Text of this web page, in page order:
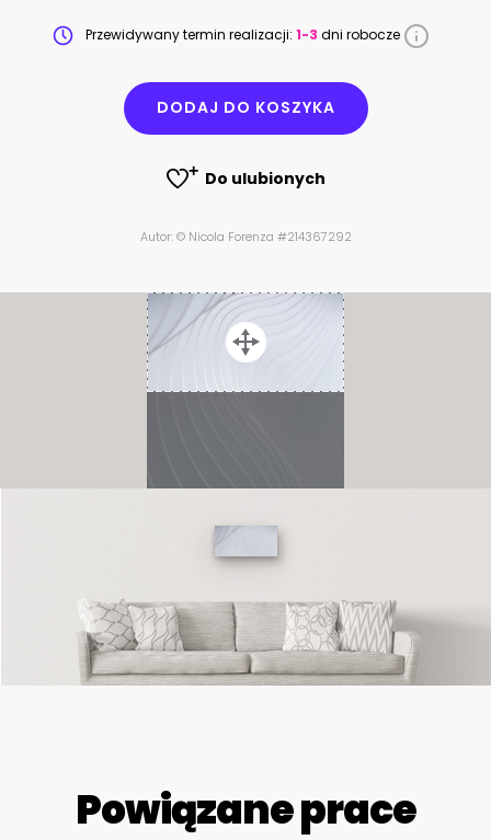
Przewidywany termin realizacji: 1-3 dni robocze
DODAJ DO KOSZYKA
Do ulubionych
Autor: © Nicola Forenza #214367292
Powiązane prace